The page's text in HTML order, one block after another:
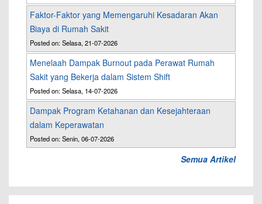
Faktor-Faktor yang Memengaruhi Kesadaran Akan
Biaya di Rumah Sakit
Posted on: Selasa, 21-07-2026
Menelaah Dampak Burnout pada Perawat Rumah
Sakit yang Bekerja dalam Sistem Shift
Posted on: Selasa, 14-07-2026
Dampak Program Ketahanan dan Kesejahteraan
dalam Keperawatan
Posted on: Senin, 06-07-2026
Semua Artikel